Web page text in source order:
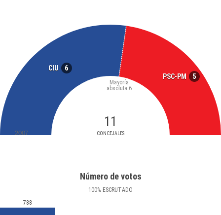
CIU 6
PSC-PM 5
11
CONCEJALES
Mayoría
absoluta 6
2007
Número de votos
100% ESCRUTADO
788